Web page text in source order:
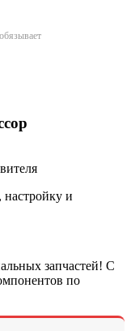
настройку и
запчастей! С
по